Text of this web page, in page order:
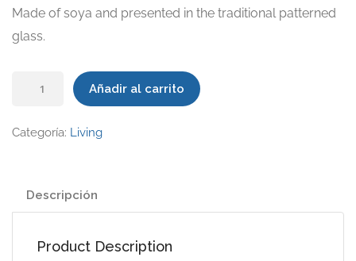
era:
es:
Made of soya and presented in the traditional patterned
glass.
Añadir al carrito
Categoría: Living
Descripción
Product Description